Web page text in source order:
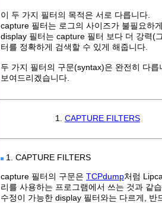
이 두 가지 필터의 목적은 서로 다릅니다.
capture 필터는 로그의 사이즈가 불필요하
display 필터는 capture 필터 보다 더 강력(
터를 정확하게 검색할 수 있게 해줍니다.
두 가지 필터의 구문(syntax)은 완전히 다
보여드리겠습니다.
1. CAPTURE FILTERS
1. CAPTURE FILTERS
capture 필터의 구문은 TCPdump처럼
리를 사용하는 프로그램에서 쓰는 것과 같
수정이 가능한 display 필터와는 다르게,